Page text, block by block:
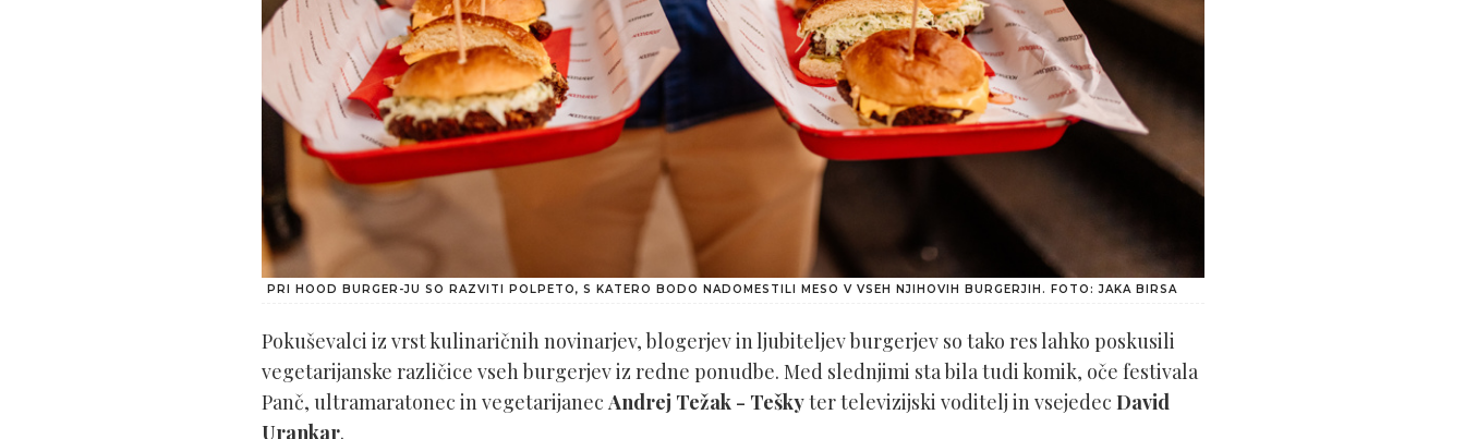
PRI HOOD BURGER-JU SO RAZVITI POLPETO, S KATERO BODO NADOMESTILI MESO V VSEH NJIHOVIH BURGERJIH. FOTO: JAKA BIRSA
Pokuševalci iz vrst kulinaričnih novinarjev, blogerjev in ljubiteljev burgerjev so tako res lahko poskusili
vegetarijanske različice vseh burgerjev iz redne ponudbe. Med slednjimi sta bila tudi komik, oče festivala
Panč, ultramaratonec in vegetarijanec Andrej Težak - Teškyter televizijski voditelj in vsejedec David
Urankar.